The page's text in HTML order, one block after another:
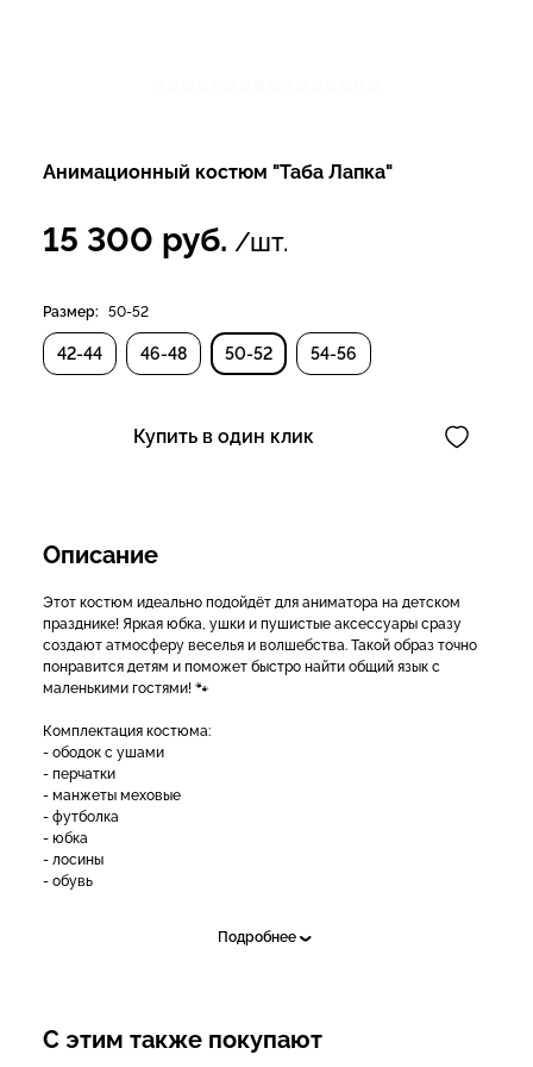
Анимационный костюм "Таба Лапка"
15 300 руб. /шт.
Размер: 50-52
42-44 46-48 50-52 54-56
Купить в один клик
Описание
Этот костюм идеально подойдёт для аниматора на детском
празднике! Яркая юбка, ушки и пушистые аксессуары сразу
создают атмосферу веселья и волшебства. Такой образ точно
понравится детям и поможет быстро найти общий язык с
маленькими гостями! 🐾
Комплектация костюма:
- ободок с ушами
- перчатки
- манжеты меховые
- футболка
- юбка
- лосины
- обувь
оформления товара.
Подробнее
С этим также покупают